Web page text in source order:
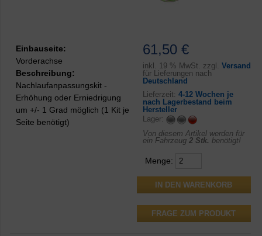
61,50 €
inkl. 19 % MwSt. zzgl. Versand
für Lieferungen nach
Deutschland
Lieferzeit: 4-12 Wochen je
nach Lagerbestand beim
Hersteller
Lager:
Von diesem Artikel werden für
ein Fahrzeug 2 Stk. benötigt!
Menge:
FRAGE ZUM PRODUKT
Einbauseite:
Vorderachse
Beschreibung:
Nachlaufanpassungskit -
Erhöhung oder Erniedrigung
um +/- 1 Grad möglich (1 Kit je
Seite benötigt)